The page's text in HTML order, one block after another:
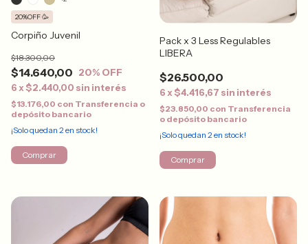
Corpiño Juvenil
$14.640,00
$18.300,00
20% OFF
6x$2.440,00 sin interés
20%OFF 🥳
$13.176,00 con Transferencia o
depósito bancario
¡Solo quedan 2en stock!
Comprar
Pack x 3 Less Regulables
LIBERA
$26.500,00
6x$4.416,67 sin interés
$23.850,00 con Transferencia
o depósito bancario
¡Solo quedan 2en stock!
Comprar